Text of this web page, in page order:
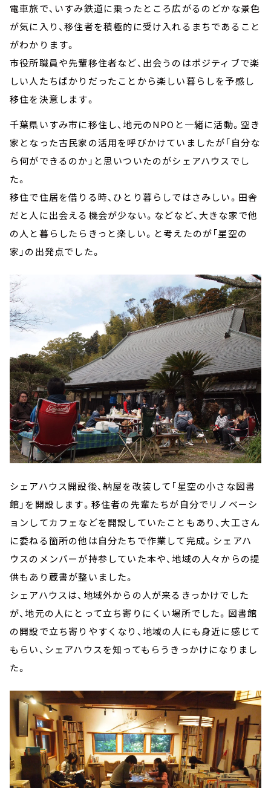
電車旅で、いすみ鉄道に乗ったところ広がるのどかな景色
が気に入り、移住者を積極的に受け入れるまちであること
がわかります。
市役所職員や先輩移住者など、出会うのはポジティブで楽
しい人たちばかりだったことから楽しい暮らしを予感し
移住を決意します。
千葉県いすみ市に移住し、地元のNPOと一緒に活動。空き
家となった古民家の活用を呼びかけていましたが「自分な
ら何ができるのか」と思いついたのがシェアハウスでし
た。
移住で住居を借りる時、ひとり暮らしではさみしい。田舎
だと人に出会える機会が少ない。などなど、大きな家で他
の人と暮らしたらきっと楽しい。と考えたのが「星空の
家」の出発点でした。
シェアハウス開設後、納屋を改装して「星空の小さな図書
館」を開設します。移住者の先輩たちが自分でリノベーシ
ョンしてカフェなどを開設していたこともあり、大工さん
に委ねる箇所の他は自分たちで作業して完成。シェアハ
ウスのメンバーが持参していた本や、地域の人々からの提
供もあり蔵書が整いました。
シェアハウスは、地域外からの人が来るきっかけでした
が、地元の人にとって立ち寄りにくい場所でした。図書館
の開設で立ち寄りやすくなり、地域の人にも身近に感じて
もらい、シェアハウスを知ってもらうきっかけになりまし
た。